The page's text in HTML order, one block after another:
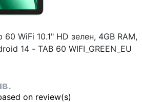
SATA, SAS
WiFi 10.1" HD зелен, 4GB RAM,
14 - TAB 60 WIFI_GREEN_EU
on review(s)